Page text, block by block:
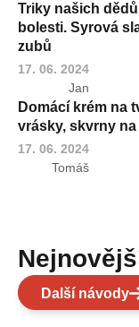
Triky našich
bolesti. Syrová
zubů
17. 06. 2024
Jan
Domácí krém na
vrásky, skvrny
17. 06. 2024
Tomáš
Další návody